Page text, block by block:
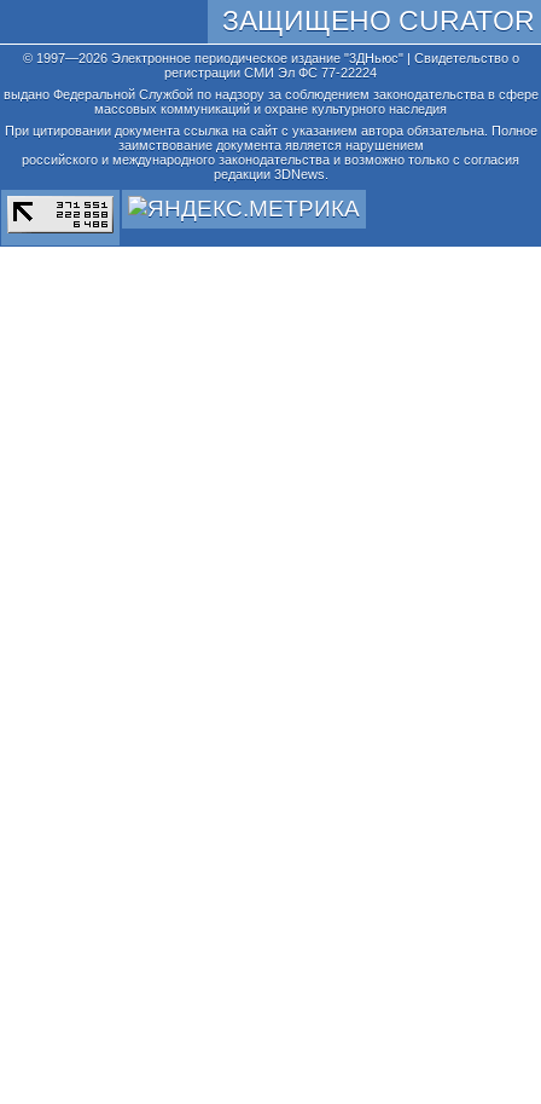
ЗАЩИЩЕНО CURATOR
© 1997—2026 Электронное периодическое издание "3ДНьюс" | Свидетельство о
регистрации СМИ Эл ФС 77-22224
выдано Федеральной Службой по надзору за соблюдением законодательства в сфере
массовых коммуникаций и охране культурного наследия
При цитировании документа ссылка на сайт с указанием автора обязательна. Полное
заимствование документа является нарушением
российского и международного законодательства и возможно только с согласия
редакции 3DNews.